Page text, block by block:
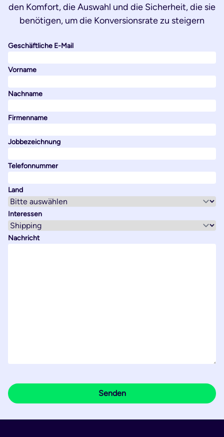
den Komfort, die Auswahl und die Sicherheit, die sie
benötigen, um die Konversionsrate zu steigern
Geschäftliche E-Mail
Vorname
Nachname
Firmenname
Jobbezeichnung
Telefonnummer
Land
Interessen
Nachricht